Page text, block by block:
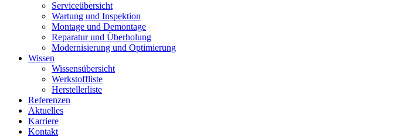
Serviceübersicht
Wartung und Inspektion
Montage und Demontage
Reparatur und Überholung
Modernisierung und Optimierung
Wissen
Wissensübersicht
Werkstoffliste
Herstellerliste
Referenzen
Aktuelles
Karriere
Kontakt